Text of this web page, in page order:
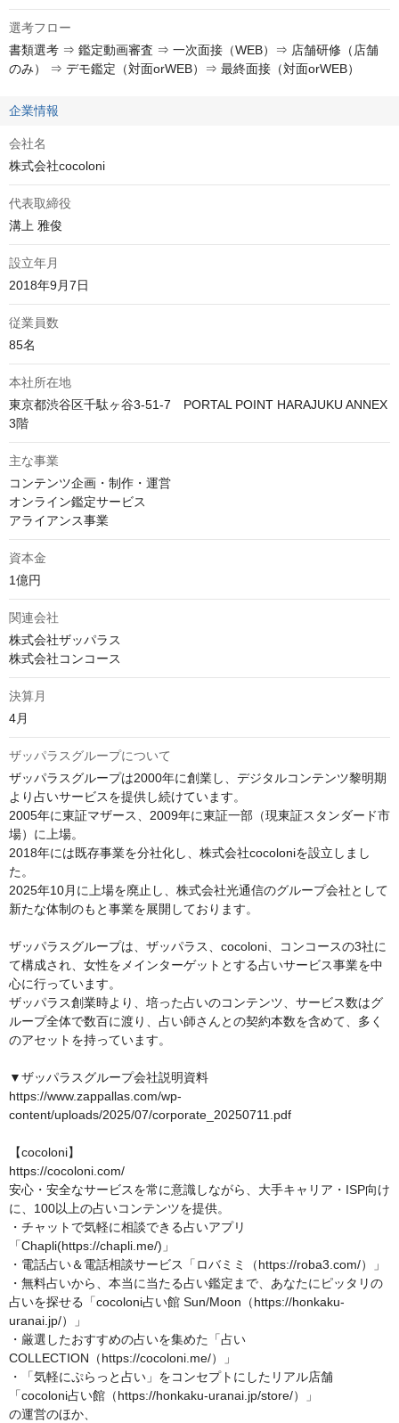
選考フロー
書類選考 ⇒ 鑑定動画審査 ⇒ 一次面接（WEB）⇒ 店舗研修（店舗
のみ） ⇒ デモ鑑定（対面orWEB）⇒ 最終面接（対面orWEB）
企業情報
会社名
株式会社cocoloni
代表取締役
溝上 雅俊
設立年月
2018年9月7日
従業員数
85名
本社所在地
東京都渋谷区千駄ヶ谷3-51-7　PORTAL POINT HARAJUKU ANNEX
3階
主な事業
コンテンツ企画・制作・運営
オンライン鑑定サービス
アライアンス事業
資本金
1億円
関連会社
株式会社ザッパラス
株式会社コンコース
決算月
4月
ザッパラスグループについて
ザッパラスグループは2000年に創業し、デジタルコンテンツ黎明期
より占いサービスを提供し続けています。
2005年に東証マザース、2009年に東証一部（現東証スタンダード市
場）に上場。
2018年には既存事業を分社化し、株式会社cocoloniを設立しまし
た。
2025年10月に上場を廃止し、株式会社光通信のグループ会社として
新たな体制のもと事業を展開しております。
ザッパラスグループは、ザッパラス、cocoloni、コンコースの3社に
て構成され、女性をメインターゲットとする占いサービス事業を中
心に行っています。
ザッパラス創業時より、培った占いのコンテンツ、サービス数はグ
ループ全体で数百に渡り、占い師さんとの契約本数を含めて、多く
のアセットを持っています。
▼ザッパラスグループ会社説明資料
https://www.zappallas.com/wp-
content/uploads/2025/07/corporate_20250711.pdf
【cocoloni】
https://cocoloni.com/
安心・安全なサービスを常に意識しながら、大手キャリア・ISP向け
に、100以上の占いコンテンツを提供。
・チャットで気軽に相談できる占いアプリ
「Chapli(https://chapli.me/)」
・電話占い＆電話相談サービス「ロバミミ（https://roba3.com/）」
・無料占いから、本当に当たる占い鑑定まで、あなたにピッタリの
占いを探せる「cocoloni占い館 Sun/Moon（https://honkaku-
uranai.jp/）」
・厳選したおすすめの占いを集めた「占い
COLLECTION（https://cocoloni.me/）」
・「気軽にぷらっと占い」をコンセプトにしたリアル店舗
「cocoloni占い館（https://honkaku-uranai.jp/store/）」
の運営のほか、